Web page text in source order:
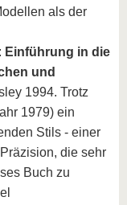
als der
Einführung in die
und
1994. Trotz
1979) ein
Stils - einer
die sehr
Buch zu